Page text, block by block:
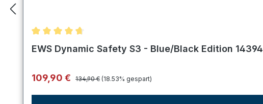
Durchschnittliche Bewertung von 4.75 von 5 Sternen
EWS Dynamic Safety S3 - Blue/Black Edition 14394
Verkaufspreis:
109,90 € Regulärer Preis:
134,90 € (18.53% gespart)